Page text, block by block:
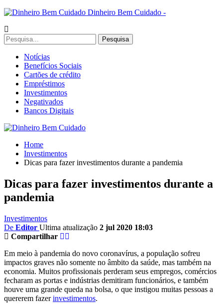
Dinheiro Bem Cuidado -
Notícias
Benefícios Sociais
Cartões de crédito
Empréstimos
Investimentos
Negativados
Bancos Digitais
Home
Investimentos
Dicas para fazer investimentos durante a pandemia
Dicas para fazer investimentos durante a
pandemia
Investimentos
De Editor Ultima atualização 2 jul 2020 18:03
Compartilhar
Em meio à pandemia do novo coronavírus, a população sofreu
impactos graves não somente no âmbito da saúde, mas também na
economia. Muitos profissionais perderam seus empregos, comércios
fecharam as portas e indústrias demitiram funcionários, e também
houve uma grande queda na bolsa, o que instigou muitas pessoas a
quererem fazerinvestimentos.